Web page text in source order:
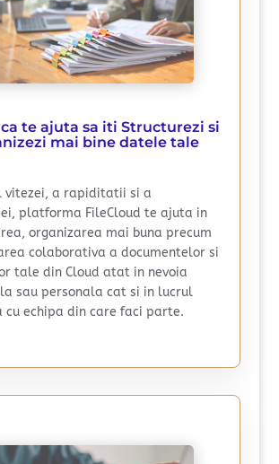
te ajuta sa iti Structurezi si
mai bine datele tale
vitezei, a rapiditatii si a
platforma FileCloud te ajuta in
organizarea mai buna precum
colaborativa a documentelor si
tale din Cloud atat in nevoia
sau personala cat si in lucrul
cu echipa din care faci parte.